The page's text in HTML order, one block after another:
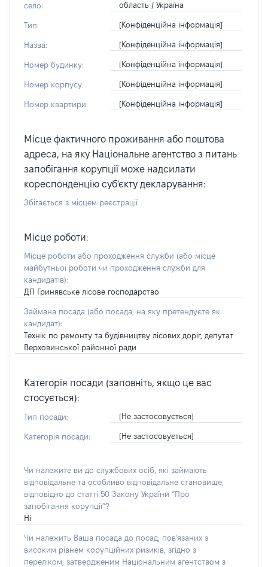
село:
область / Україна
Тип: [Конфіденційна інформація]
Назва: [Конфіденційна інформація]
Номер будинку: [Конфіденційна інформація]
Номер корпусу: [Конфіденційна інформація]
Номер квартири: [Конфіденційна інформація]
Місце фактичного проживання або поштова
адреса, на яку Національне агентство з питань
запобігання корупції може надсилати
кореспонденцію суб'єкту декларування:
Збігається з місцем реєстрації
Місце роботи:
Місце роботи або проходження служби (або місце
майбутньої роботи чи проходження служби для
кандидатів):
ДП Гринявське лісове господарство
Займана посада (або посада, на яку претендуєте як
кандидат):
Технік по ремонту та будівництву лісових доріг, депутат
Верховинської районної ради
Категорія посади (заповніть, якщо це вас
стосується):
Тип посади: [Не застосовується]
Категорія посади: [Не застосовується]
Чи належите ви до службових осіб, які займають
відповідальне та особливо відповідальне становище,
відповідно до статті 50 Закону України “Про
запобігання корупції”?
Ні
Чи належить Ваша посада до посад, пов'язаних з
високим рівнем корупційних ризиків, згідно з
переліком, затвердженим Національним агентством з